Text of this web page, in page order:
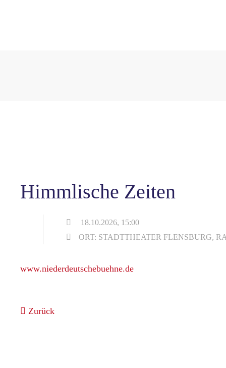
Himmlische Zeiten
18.10.2026, 15:00
ORT: STADTTHEATER FLENSBURG,
www.niederdeutschebuehne.de
Zurück